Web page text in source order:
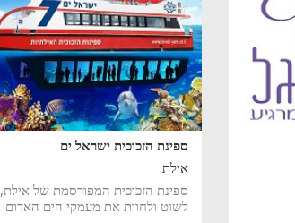
ספינת הזכוכית ישראל ים
אילת
ספינת הזכוכית המפורסמת של אילת,
לשוט ולחוות את מעמקי הים האדום